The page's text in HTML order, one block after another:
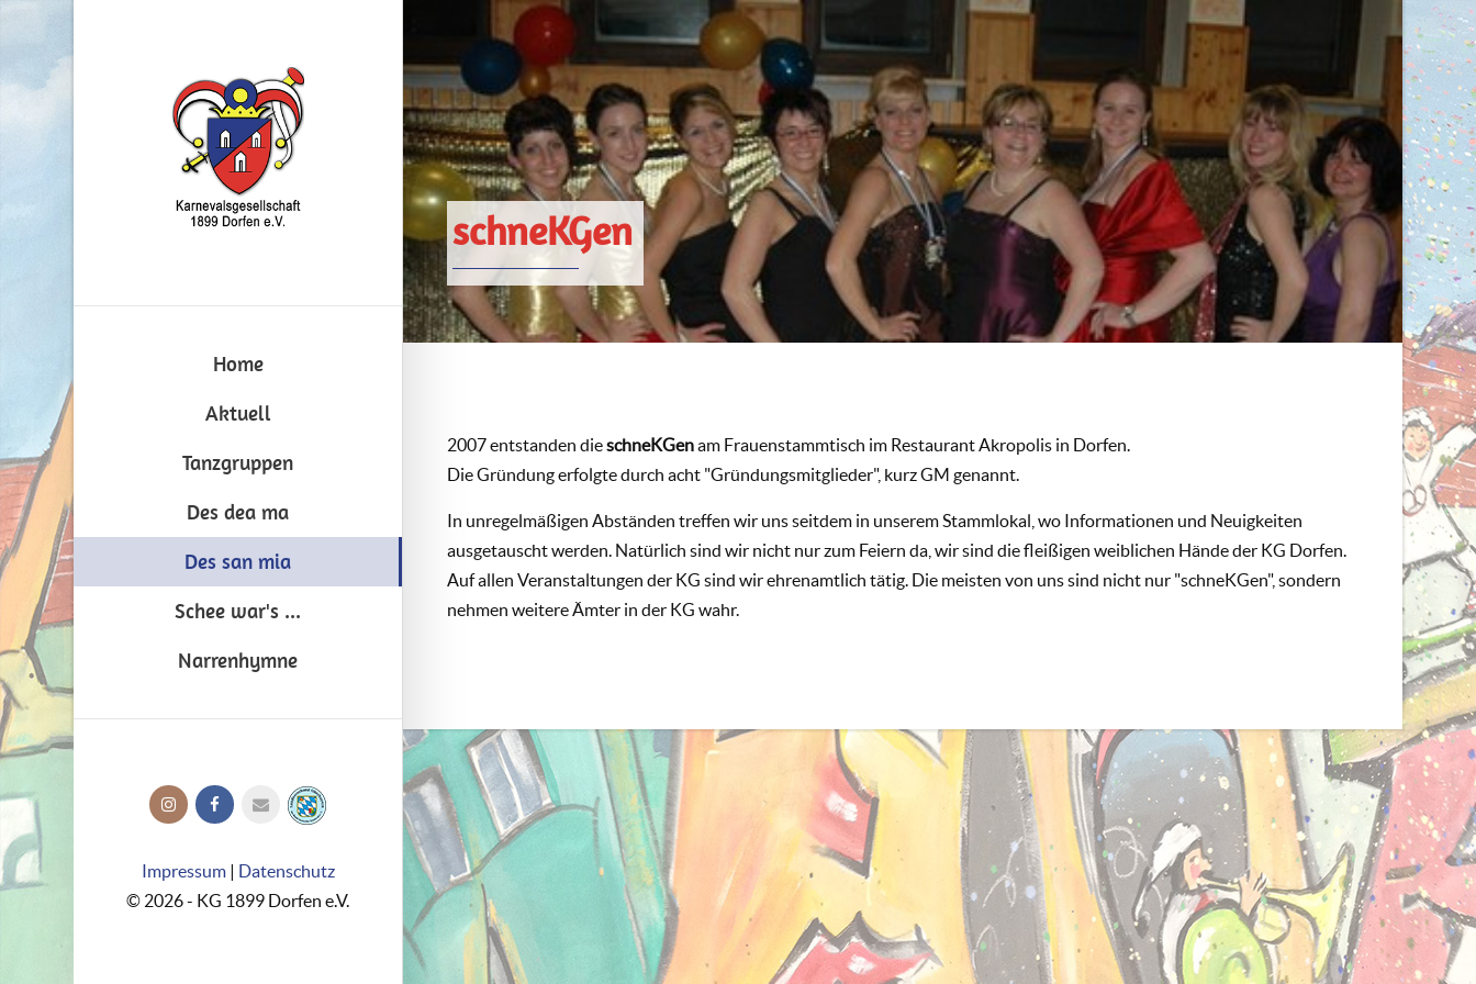
Home
Aktuell
Tanzgruppen
Des dea ma
Des san mia
Schee war's ...
Narrenhymne
Impressum| Datenschutz
© 2026 - KG 1899 Dorfen e.V.
schneKGen
2007 entstanden dieschneKGenam Frauenstammtisch im Restaurant Akropolis in Dorfen.
Die Gründung erfolgte durch acht "Gründungsmitglieder", kurz GM genannt.
In unregelmäßigen Abständen treffen wir uns seitdem in unserem Stammlokal, wo Informationen und Neuigkeiten
ausgetauscht werden. Natürlich sind wir nicht nur zum Feiern da, wir sind die fleißigen weiblichen Hände der KG Dorfen.
Auf allen Veranstaltungen der KG sind wir ehrenamtlich tätig. Die meisten von uns sind nicht nur "schneKGen", sondern
nehmen weitere Ämter in der KG wahr.